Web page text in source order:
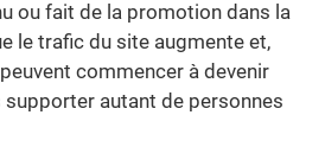
ou fait de la promotion dans la
le trafic du site augmente et,
commencer à devenir
supporter autant de personnes